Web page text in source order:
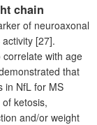
chain
of neuroaxonal
[27].
with age
that
in NfL for MS
ketosis,
and/or weight